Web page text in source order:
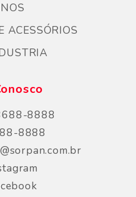
ACESSÓRIOS
8888
8888